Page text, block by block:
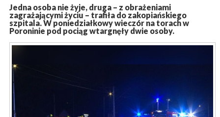
Jedna osoba nie żyje, druga – z obrażeniami
zagrażającymi życiu – trafiła do zakopiańskiego
szpitala. W poniedziałkowy wieczór na torach w
Poroninie pod pociąg wtargnęły dwie osoby.